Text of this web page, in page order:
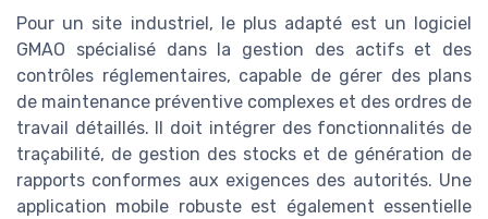
Pour un site industriel, le plus adapté est un logiciel
GMAO spécialisé dans la gestion des actifs et des
contrôles réglementaires, capable de gérer des plans
de maintenance préventive complexes et des ordres de
travail détaillés. Il doit intégrer des fonctionnalités de
traçabilité, de gestion des stocks et de génération de
rapports conformes aux exigences des autorités. Une
application mobile robuste est également essentielle